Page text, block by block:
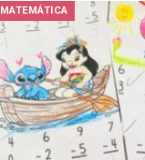
MATEMÁTICA